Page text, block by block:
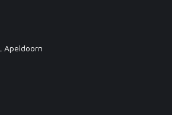
Apeldoorn